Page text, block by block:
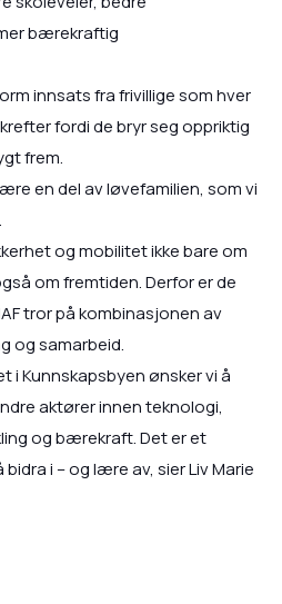
bærekraftig
innsats fra frivillige som hver
fordi de bryr seg oppriktig
frem.
en del av løvefamilien, som vi
og mobilitet ikke bare om
om fremtiden. Derfor er de
tror på kombinasjonen av
og samarbeid.
i Kunnskapsbyen ønsker vi å
aktører innen teknologi,
og bærekraft. Det er et
i – og lære av, sier Liv Marie